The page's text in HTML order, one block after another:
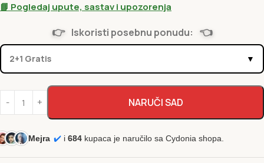
📘 Pogledaj upute, sastav i upozorenja
👉 Iskoristi posebnu ponudu: 👈
2+1 Gratis ▼
NARUČI SAD
Mejra ✔️ i 684 kupaca je naručilo sa Cydonia shopa.